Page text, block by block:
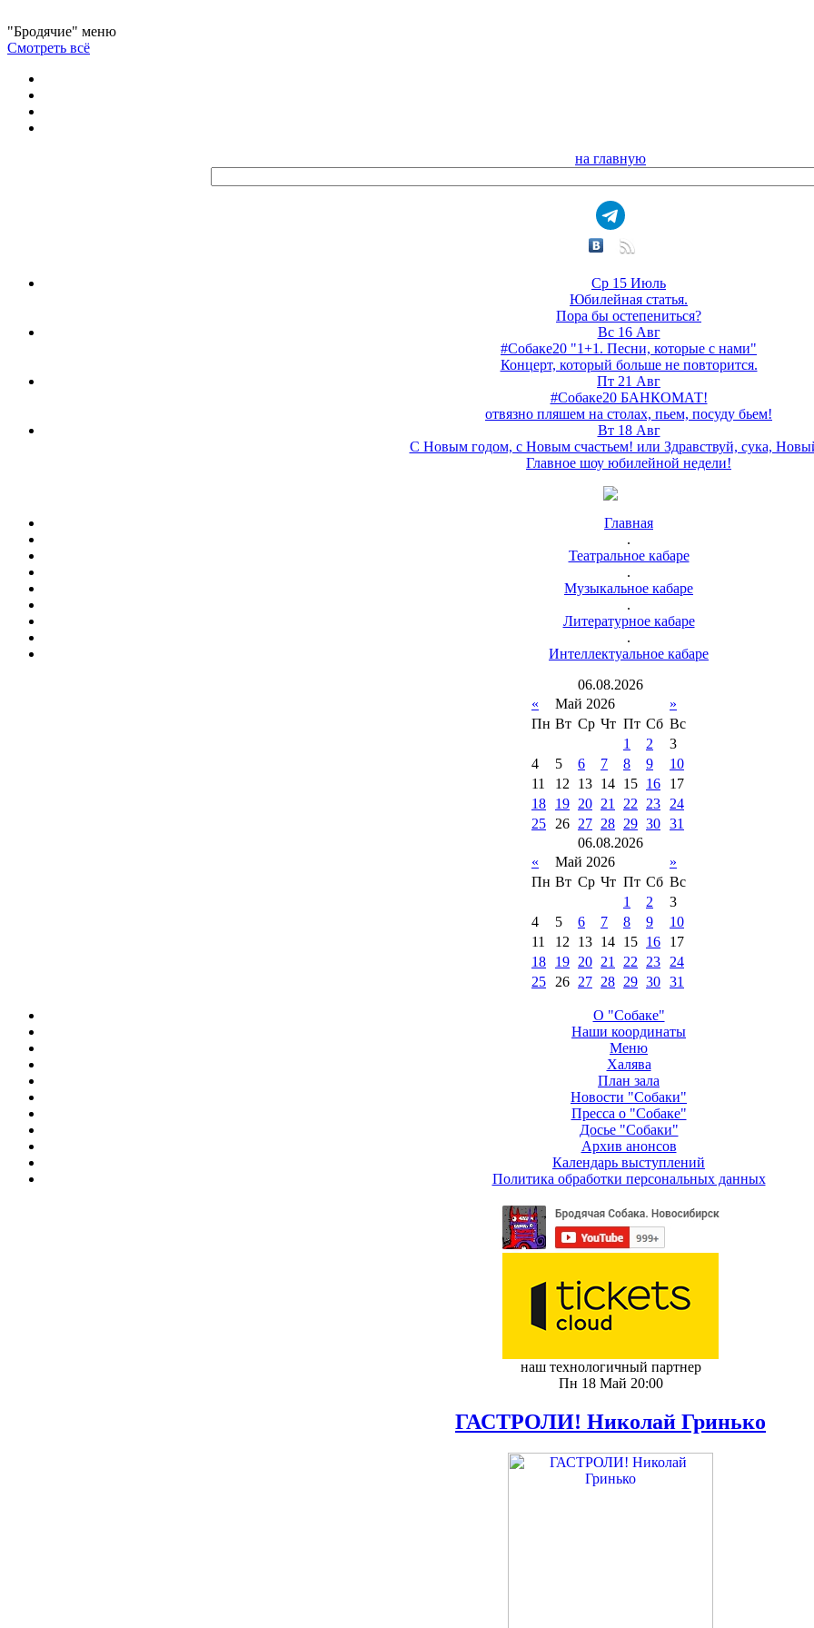
"Бродячие" меню
Смотреть всё
на главную
Ср 15 Июль
Юбилейная статья.
Пора бы остепениться?
Вс 16 Авг
#Собаке20 "1+1. Песни, которые с нами"
Концерт, который больше не повторится.
Пт 21 Авг
#Собаке20 БАНКОМАТ!
отвязно пляшем на столах, пьем, посуду бьем!
Вт 18 Авг
С Новым годом, с Новым счастьем! или Здравствуй, сука,
Главное шоу юбилейной недели!
Главная
.
Театральное кабаре
.
Музыкальное кабаре
.
Литературное кабаре
.
Интеллектуальное кабаре
06.08.2026
«
Май 2026
»
Пн Вт Ср Чт Пт Сб Вс
1
2
3
4
5 6 7 8 9
10
11
12 13 14 15 16
17
18
19 20 21 22 23
24
25
26 27 28 29 30 31
06.08.2026
«
Май 2026
»
Пн Вт Ср Чт Пт Сб Вс
1
2
3
4
5 6 7 8 9
10
11
12 13 14 15 16
17
18
19 20 21 22 23
24
25
26 27 28 29 30 31
О "Собаке"
Наши координаты
Меню
Халява
План зала
Новости "Собаки"
Пресса о "Собаке"
Досье "Собаки"
Архив анонсов
Календарь выступлений
Политика обработки персональных данных
наш технологичный партнер
Пн 18 Май 20:00
ГАСТРОЛИ! Николай Гринько